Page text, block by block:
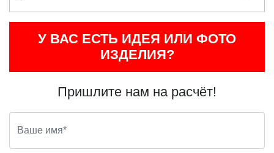
У ВАС ЕСТЬ ИДЕЯ ИЛИ ФОТО
ИЗДЕЛИЯ?
Пришлите нам на расчёт!